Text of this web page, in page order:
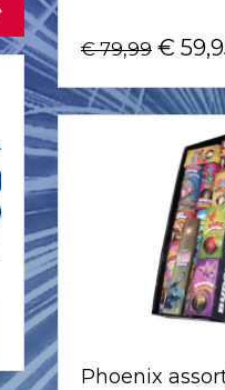
€ 79,99 €
Phoenix